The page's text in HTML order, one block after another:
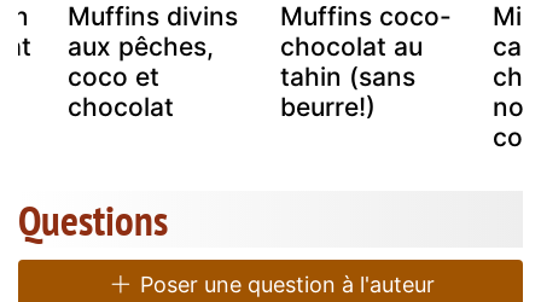
Muffins divins
aux pêches,
coco et
chocolat
Muffins coco-
chocolat au
tahin (sans
beurre!)
Questions
Poser une question à l'auteur